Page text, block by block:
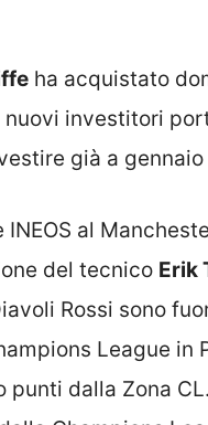
ha acquistato
nuovi investitori
già a
al
del tecnico Erik
Rossi sono
League in
dalla Zona